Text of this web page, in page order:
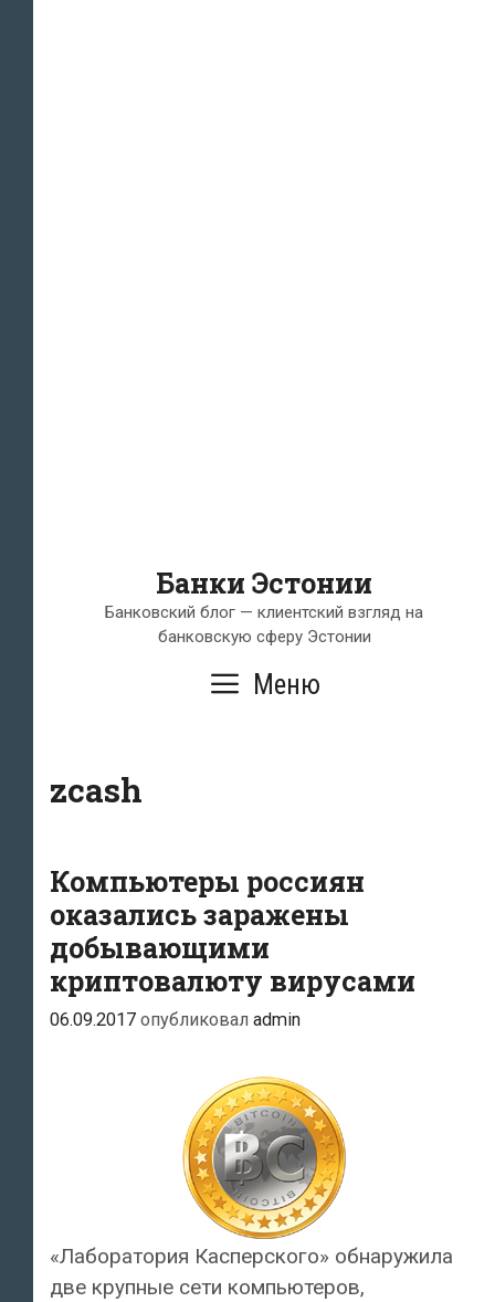
Банки Эстонии
Банковский блог — клиентский взгляд на
банковскую сферу Эстонии
Меню
zcash
Компьютеры россиян
оказались заражены
добывающими
криптовалюту вирусами
06.09.2017 опубликовал admin
«Лаборатория Касперского» обнаружила
две крупные сети компьютеров,